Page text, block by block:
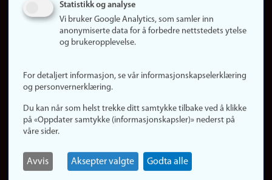
Om nettstedet
Informasjonskapsler
Personvern
Logg inn
Rediger din ansattside
Statistikk og analyse
Vi bruker Google Analytics, som samler inn
anonymiserte data for å forbedre nettstedets ytelse
og brukeropplevelse.
For detaljert informasjon, se vår informasjonskapselerklæring
og personvernerklæring.
Du kan når som helst trekke ditt samtykke tilbake ved å klikke
på «Oppdater samtykke (informasjonskapsler)» nederst på
våre sider.
Avvis Aksepter valgte Godta alle